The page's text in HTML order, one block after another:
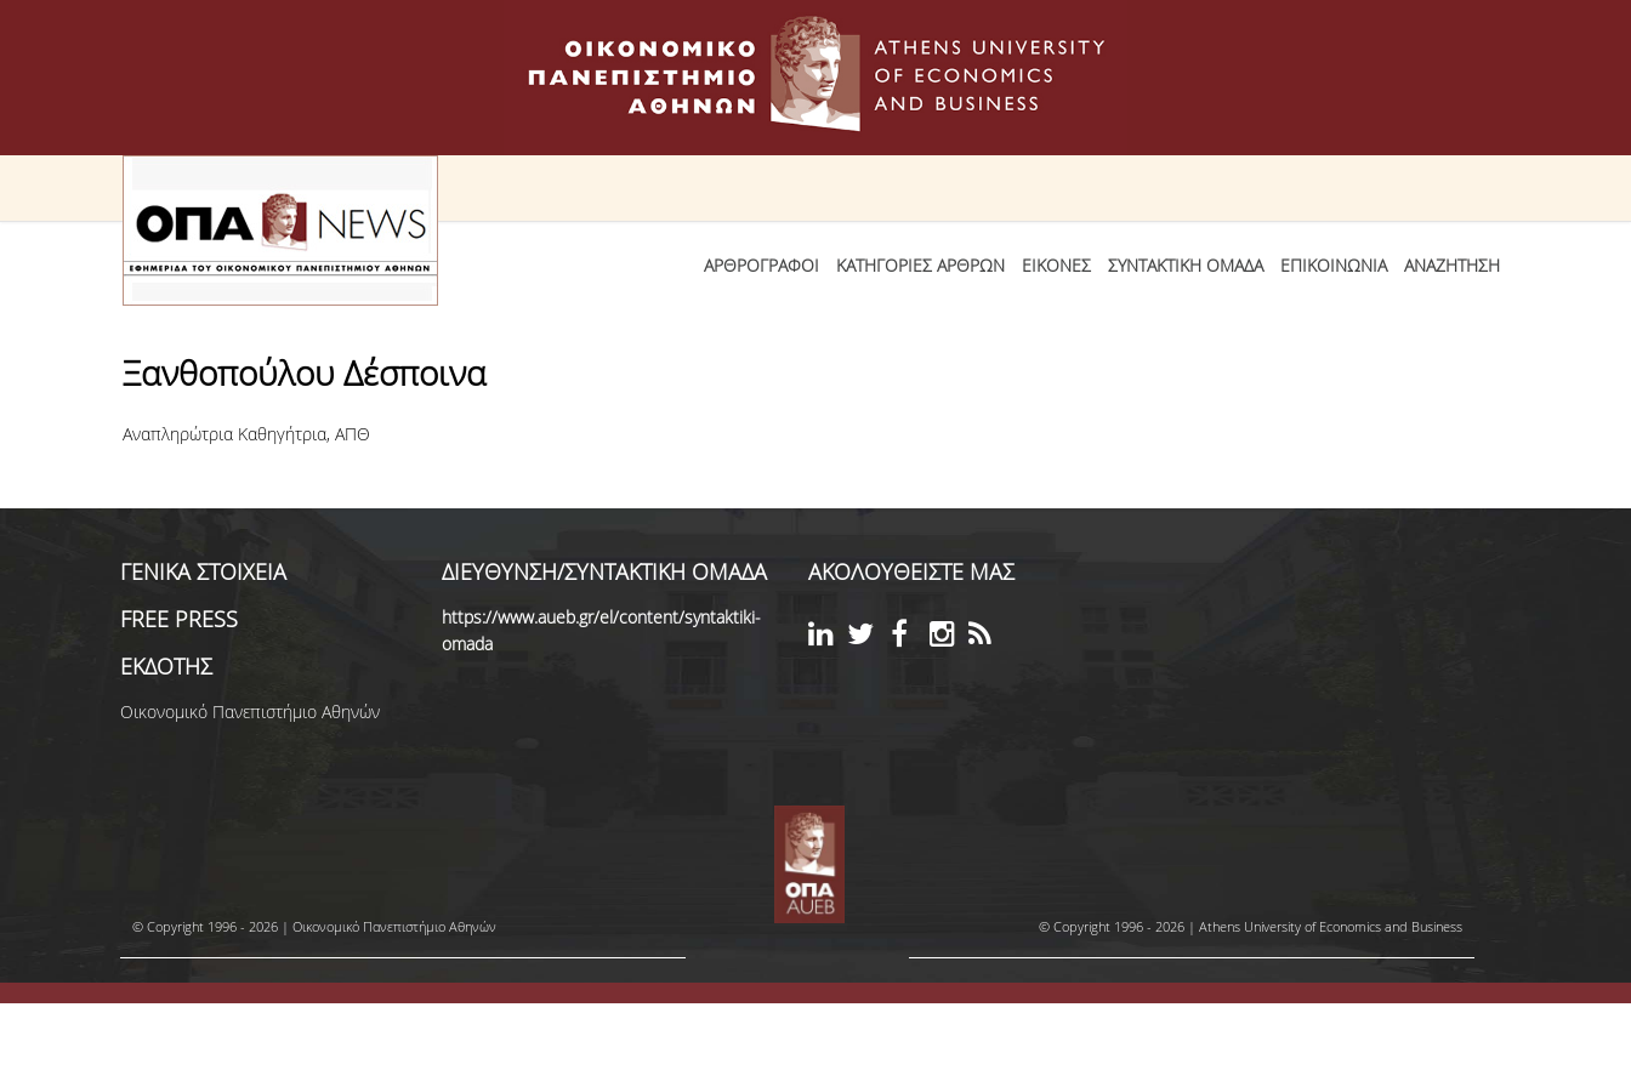
ΑΡΘΡΟΓΡΑΦΟΙ ΚΑΤΗΓΟΡΙΕΣ ΑΡΘΡΩΝ ΕΙΚΟΝΕΣ ΣΥΝΤΑΚΤΙΚΗ ΟΜΑΔΑ ΕΠΙΚΟΙΝΩΝΙΑ ΑΝΑΖΗΤΗΣΗ
Ξανθοπούλου Δέσποινα
Αναπληρώτρια Καθηγήτρια, ΑΠΘ
ΓΕΝΙΚΑ ΣΤΟΙΧΕΙΑ
FREE PRESS
ΕΚΔΟΤΗΣ
Οικονομικό Πανεπιστήμιο Αθηνών
ΔΙΕΥΘΥΝΣΗ/ΣΥΝΤΑΚΤΙΚΗ ΟΜΑΔΑ
https://www.aueb.gr/el/content/syntaktiki-
omada
ΑΚΟΛΟΥΘΕΙΣΤΕ ΜΑΣ
© Copyright 1996 - 2026 | Οικονομικό Πανεπιστήμιο Αθηνών © Copyright 1996 - 2026 | Athens University of Economics and Business